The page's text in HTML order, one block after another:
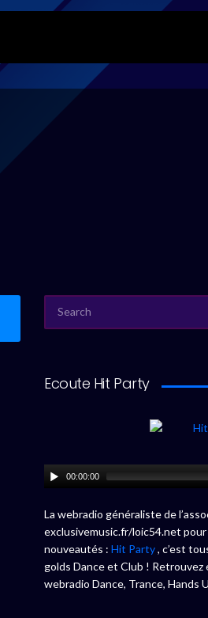
FOR:
Ecoute Hit Party
00:00:00
La webradio généraliste de
exclusivemusic.fr/loic54.net
nouveautés : Hit Party, c’est
golds Dance et Club ! Retrouvez
webradio Dance, Trance, Hands